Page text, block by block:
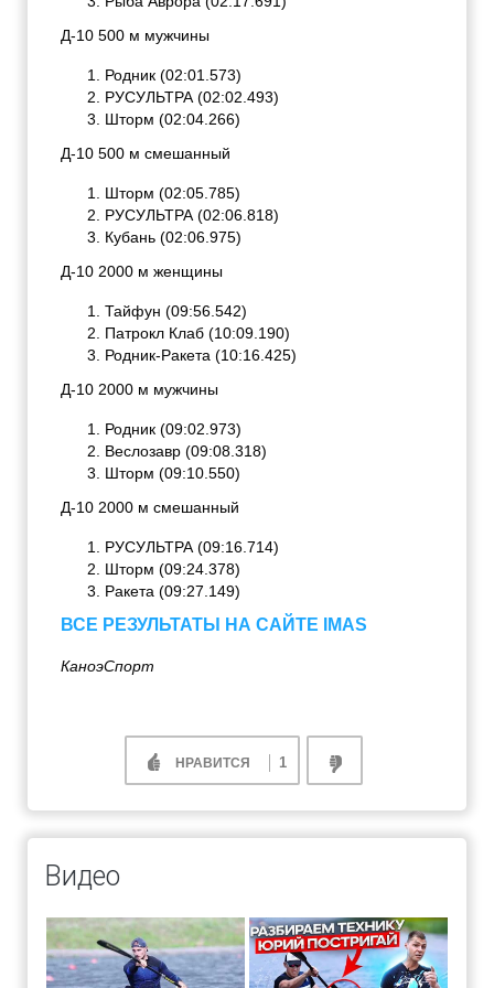
Д-10 500 м мужчины
Родник (02:01.573)
РУСУЛЬТРА (02:02.493)
Шторм (02:04.266)
Д-10 500 м смешанный
Шторм (02:05.785)
РУСУЛЬТРА (02:06.818)
Кубань (02:06.975)
Д-10 2000 м женщины
Тайфун (09:56.542)
Патрокл Клаб (10:09.190)
Родник-Ракета (10:16.425)
Д-10 2000 м мужчины
Родник (09:02.973)
Веслозавр (09:08.318)
Шторм (09:10.550)
Д-10 2000 м смешанный
РУСУЛЬТРА (09:16.714)
Шторм (09:24.378)
Ракета (09:27.149)
ВСЕ РЕЗУЛЬТАТЫ НА САЙТЕ IMAS
КаноэСпорт
НРАВИТСЯ 1
Видео